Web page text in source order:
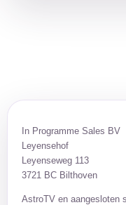
In Programme Sales BV
Leyensehof
Leyenseweg 113
3721 BC Bilthoven
AstroTV en aangesloten